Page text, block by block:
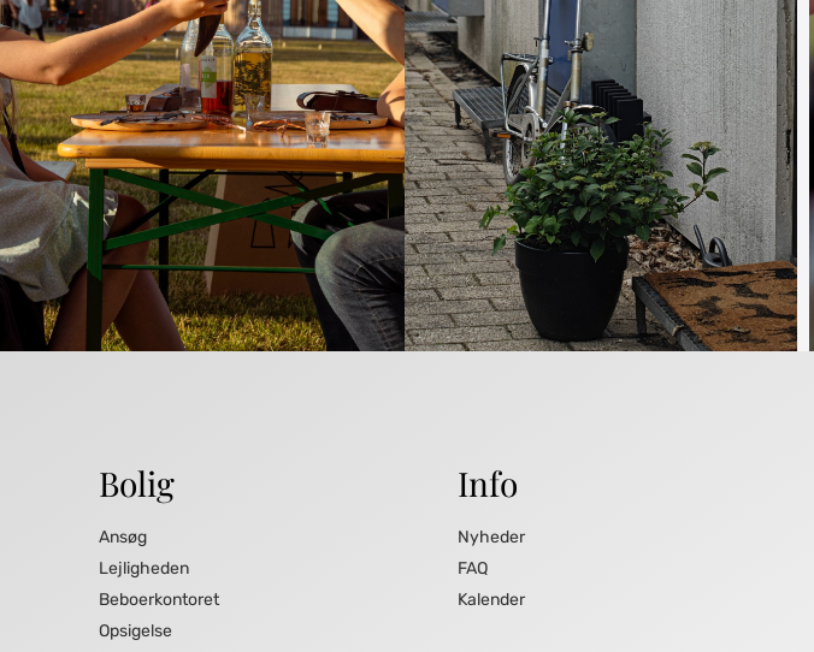
Bolig
Ansøg
Lejligheden
Beboerkontoret
Opsigelse
Info
Nyheder
FAQ
Kalender